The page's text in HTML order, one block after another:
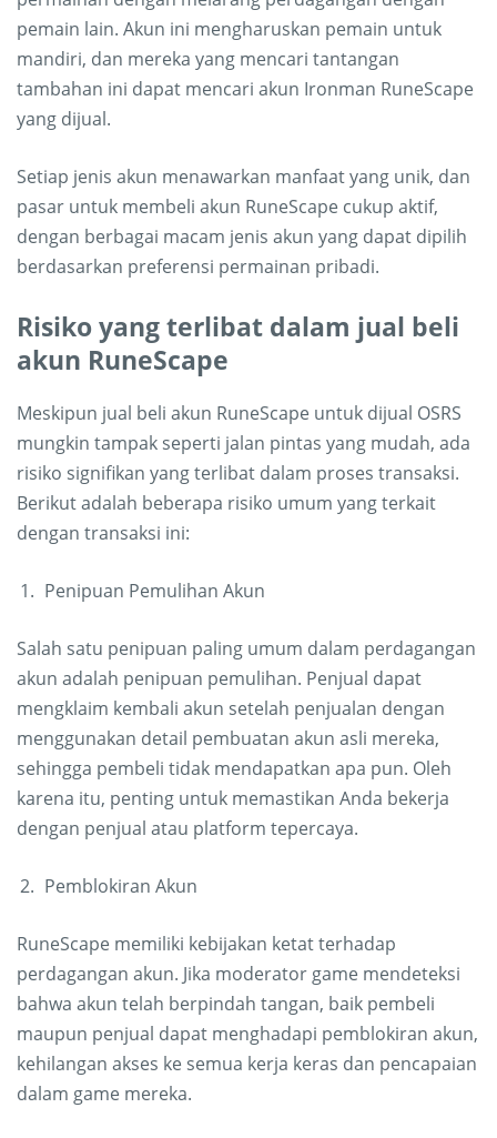
pemain lain. Akun ini mengharuskan pemain untuk
mandiri, dan mereka yang mencari tantangan
tambahan ini dapat mencari akun Ironman RuneScape
yang dijual.
Setiap jenis akun menawarkan manfaat yang unik, dan
pasar untuk membeli akun RuneScape cukup aktif,
dengan berbagai macam jenis akun yang dapat dipilih
berdasarkan preferensi permainan pribadi.
Risiko yang terlibat dalam jual beli
akun RuneScape
Meskipun jual beli akun RuneScape untuk dijual OSRS
mungkin tampak seperti jalan pintas yang mudah, ada
risiko signifikan yang terlibat dalam proses transaksi.
Berikut adalah beberapa risiko umum yang terkait
dengan transaksi ini:
Penipuan Pemulihan Akun
Salah satu penipuan paling umum dalam perdagangan
akun adalah penipuan pemulihan. Penjual dapat
mengklaim kembali akun setelah penjualan dengan
menggunakan detail pembuatan akun asli mereka,
sehingga pembeli tidak mendapatkan apa pun. Oleh
karena itu, penting untuk memastikan Anda bekerja
dengan penjual atau platform tepercaya.
Pemblokiran Akun
RuneScape memiliki kebijakan ketat terhadap
perdagangan akun. Jika moderator game mendeteksi
bahwa akun telah berpindah tangan, baik pembeli
maupun penjual dapat menghadapi pemblokiran akun,
kehilangan akses ke semua kerja keras dan pencapaian
dalam game mereka.